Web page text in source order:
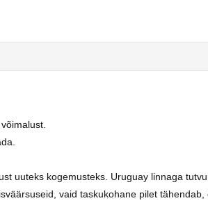
uuteks kogemusteks. Uruguay linnaga
vaid taskukohane pilet tähendab,